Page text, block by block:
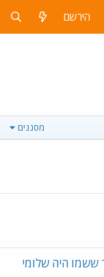
הירשם
מסננים
ששמו היה שלומי